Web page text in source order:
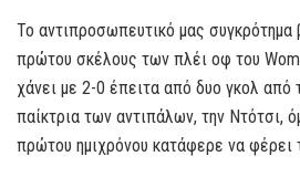
Το αντιπροσωπευτικό μας συγκρότημα
πρώτου σκέλους των πλέι οφ του
χάνει με 2-0 έπειτα από δυο γκολ από
παίκτρια των αντιπάλων, την Ντότσι,
πρώτου ημιχρόνου κατάφερε να φέρει